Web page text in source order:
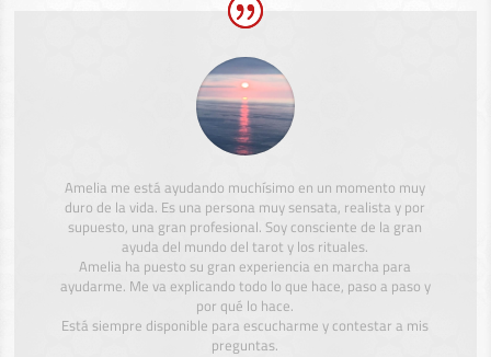
Amelia me está ayudando muchísimo en un momento muy
duro de la vida. Es una persona muy sensata, realista y por
supuesto, una gran profesional. Soy consciente de la gran
ayuda del mundo del tarot y los rituales.
Amelia ha puesto su gran experiencia en marcha para
ayudarme. Me va explicando todo lo que hace, paso a paso y
por qué lo hace.
Está siempre disponible para escucharme y contestar a mis
preguntas.